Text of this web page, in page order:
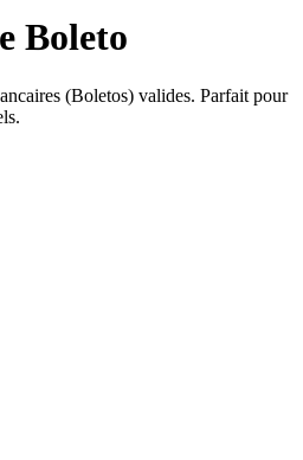
Boleto
(Boletos) valides. Parfait pour